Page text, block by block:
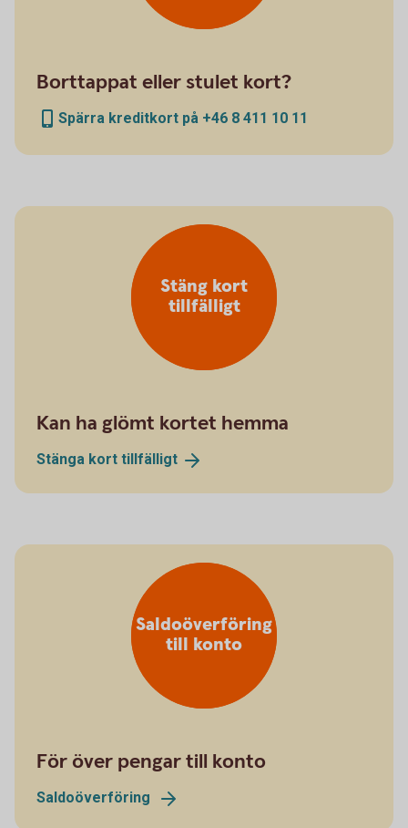
Borttappat eller stulet kort?
Spärra kreditkort på +46 8 411 10 11
Stäng kort
tillfälligt
Kan ha glömt kortet hemma
Stänga kort tillfälligt
Saldoöverföring
till konto
För över pengar till konto
Saldoöverföring